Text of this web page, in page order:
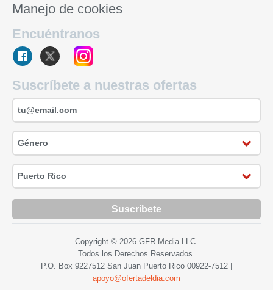
Manejo de cookies
Encuéntranos
Suscríbete a nuestras ofertas
Suscríbete
Copyright © 2026 GFR Media LLC.
Todos los Derechos Reservados.
P.O. Box 9227512 San Juan Puerto Rico 00922-7512 |
apoyo@ofertadeldia.com